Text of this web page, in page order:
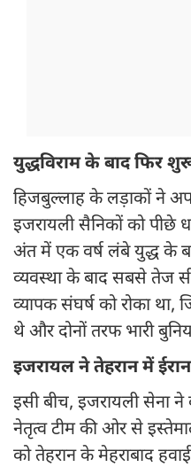
युद्धविराम के बाद फिर
हिजबुल्लाह के लड़ाकों ने
इजरायली सैनिकों को
अंत में एक वर्ष लंबे युद्ध के
व्यवस्था के बाद सबसे तेज
व्यापक संघर्ष को रोका था,
थे और दोनों तरफ भारी
इजरायल ने तेहरान में
इसी बीच, इजरायली सेना ने
नेतृत्व टीम की ओर से
को तेहरान के मेहराबाद